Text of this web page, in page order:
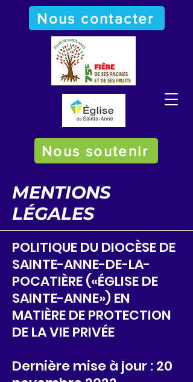
Nous soutenir
Nous contacter
MENTIONS
LÉGALES
POLITIQUE DU DIOCÈSE DE
SAINTE-ANNE-DE-LA-
POCATIÈRE («ÉGLISE DE
SAINTE-ANNE») EN
MATIÈRE DE PROTECTION
DE LA VIE PRIVÉE
Dernière mise à jour : 20